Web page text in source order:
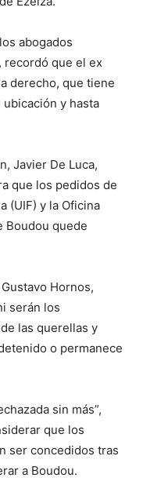
abogados
recordó que el ex
derecho, que tiene
y hasta
Javier De Luca,
que los pedidos de
(UIF) y la Oficina
Boudou quede
Hornos,
serán los
las querellas y
o permanece
sin más”,
que los
ser concedidos tras
a Boudou.